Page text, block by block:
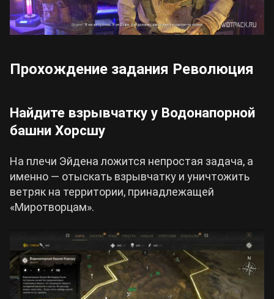
Прохождение задания Революция
Найдите взрывчатку у Водонапорной
башни Хорсшу
На плечи Эйдена ложится непростая задача, а
именно — отыскать взрывчатку и уничтожить
ветряк на территории, принадлежащей
«Миротворцам».